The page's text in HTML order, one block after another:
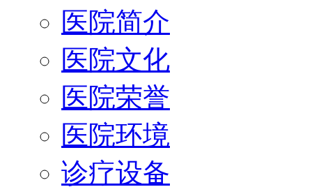
医院简介
医院文化
医院荣誉
医院环境
诊疗设备